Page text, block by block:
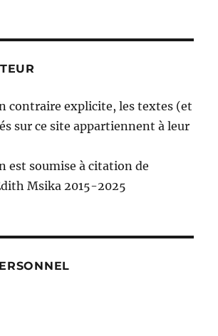
contraire explicite, les textes (et
sur ce site appartiennent à leur
est soumise à citation de
Msika 2015-2025